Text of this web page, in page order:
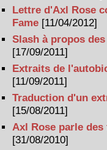
Lettre d'Axl Rose
Fame [11/04/2012]
Slash à propos
[17/09/2011]
Extraits de
[11/09/2011]
Traduction d'un
[15/08/2011]
Axl Rose parle
[31/08/2010]